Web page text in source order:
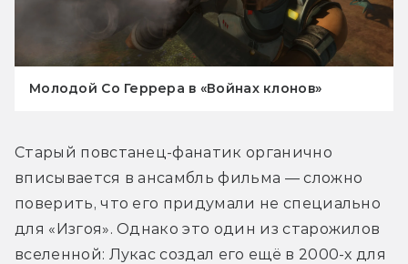
Молодой Со Геррера в «Войнах клонов»
Старый повстанец-фанатик органично
вписывается в ансамбль фильма — сложно
поверить, что его придумали не специально
для «Изгоя». Однако это один из старожилов
вселенной: Лукас создал его ещё в 2000-х для